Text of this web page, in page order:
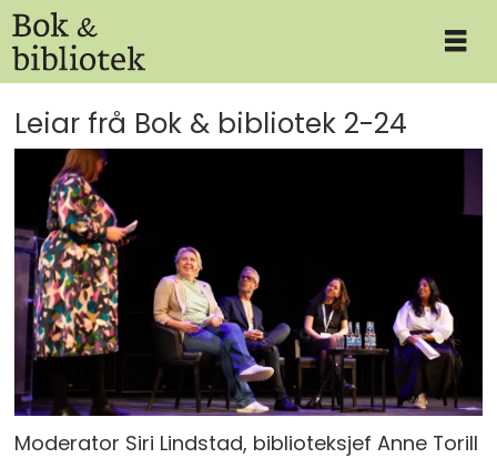
Leiar frå Bok & bibliotek 2-24
Moderator Siri Lindstad, biblioteksjef Anne Torill